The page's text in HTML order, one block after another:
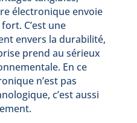
électronique envoie
C’est une
envers la durabilité,
prend au sérieux
En ce
n’est pas
c’est aussi